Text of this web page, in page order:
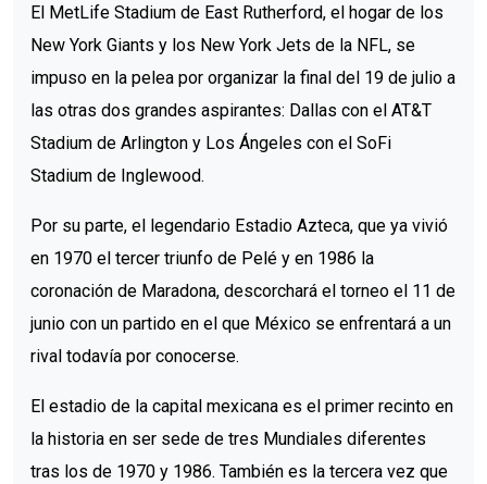
El MetLife Stadium de East Rutherford, el hogar de los
New York Giants y los New York Jets de la NFL, se
impuso en la pelea por organizar la final del 19 de julio a
las otras dos grandes aspirantes: Dallas con el AT&T
Stadium de Arlington y Los Ángeles con el SoFi
Stadium de Inglewood.
Por su parte, el legendario Estadio Azteca, que ya vivió
en 1970 el tercer triunfo de Pelé y en 1986 la
coronación de Maradona, descorchará el torneo el 11 de
junio con un partido en el que México se enfrentará a un
rival todavía por conocerse.
El estadio de la capital mexicana es el primer recinto en
la historia en ser sede de tres Mundiales diferentes
tras los de 1970 y 1986. También es la tercera vez que